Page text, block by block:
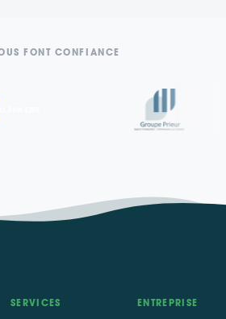
FONT CONFIANCE
SERVICES ENTREPRISE